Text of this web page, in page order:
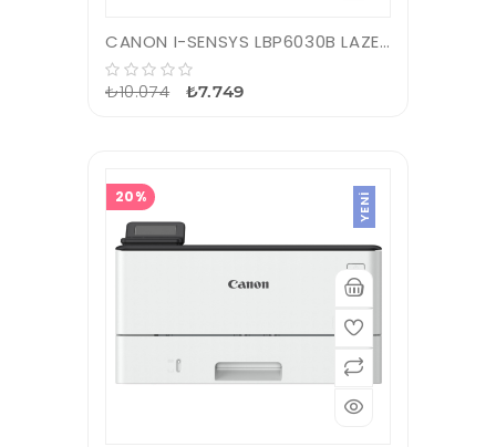
CANON I-SENSYS LBP6030B LAZER YAZICI SIYAH
₺10.074 ₺7.749
20% YENI